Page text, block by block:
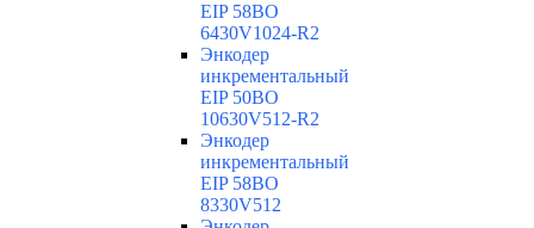
EIP 58BO
6430V1024-R2
Энкодер
инкрементальный
EIP 50BO
10630V512-R2
Энкодер
инкрементальный
EIP 58BO
8330V512